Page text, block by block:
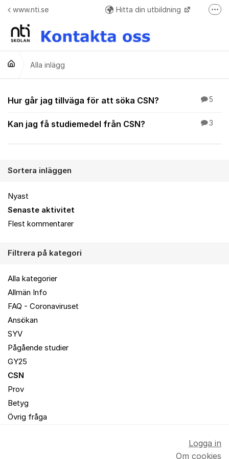
Hoppa till innehåll
www.nti.se Hitta din utbildning
Frågor o svar + Meddelande formulär när ej elev
Alla inlägg
Alla inlägg
Hur går jag tillväga för att söka CSN? 5
Kan jag få studiemedel från CSN? 3
Sortera inläggen
Nyast
Senaste aktivitet
Flest kommentarer
Filtrera på kategori
Alla kategorier
Allmän Info
FAQ - Coronaviruset
Ansökan
SYV
Pågående studier
GY25
CSN
Prov
Betyg
Övrig fråga
Logga in
Om cookies